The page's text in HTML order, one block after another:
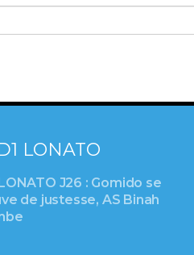
LONATO
J26 : Gomido se
de justesse, AS Binah